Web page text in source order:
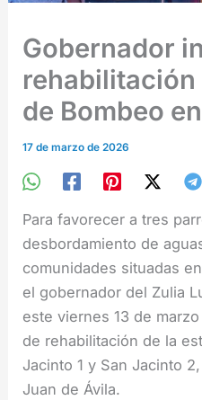
Gobernador
rehabilitación
de Bombeo
17 de marzo de 2026
Para favorecer a tres
desbordamiento de
comunidades situadas
el gobernador del Zulia
este viernes 13 de
de rehabilitación de la
Jacinto 1 y San Jacinto
Juan de Ávila.